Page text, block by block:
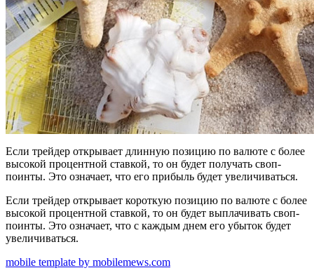
Если трейдер открывает длинную позицию по валюте с более
высокой процентной ставкой, то он будет получать своп-
поинты. Это означает, что его прибыль будет увеличиваться.
Если трейдер открывает короткую позицию по валюте с более
высокой процентной ставкой, то он будет выплачивать своп-
поинты. Это означает, что с каждым днем его убыток будет
увеличиваться.
mobile template by mobilemews.com